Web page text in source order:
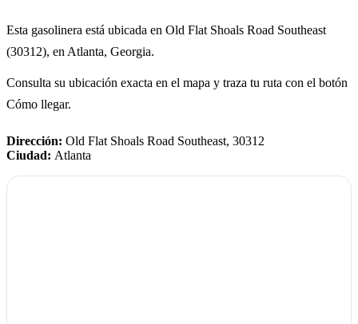
Esta gasolinera está ubicada en Old Flat Shoals Road Southeast
(30312), en Atlanta, Georgia.
Consulta su ubicación exacta en el mapa y traza tu ruta con el botón
Cómo llegar.
Dirección: Old Flat Shoals Road Southeast, 30312
Ciudad: Atlanta